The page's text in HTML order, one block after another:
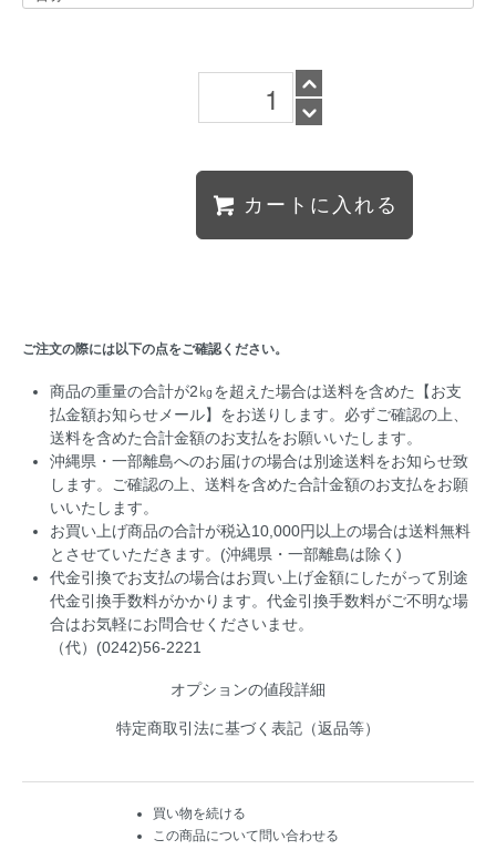
カートに入れる
ご注文の際には以下の点をご確認ください。
商品の重量の合計が2㎏を超えた場合は送料を含めた【お支
払金額お知らせメール】をお送りします。必ずご確認の上、
送料を含めた合計金額のお支払をお願いいたします。
沖縄県・一部離島へのお届けの場合は別途送料をお知らせ致
します。ご確認の上、送料を含めた合計金額のお支払をお願
いいたします。
お買い上げ商品の合計が税込10,000円以上の場合は送料無料
とさせていただきます。(沖縄県・一部離島は除く)
代金引換でお支払の場合はお買い上げ金額にしたがって別途
代金引換手数料がかかります。代金引換手数料がご不明な場
合はお気軽にお問合せくださいませ。
（代）(0242)56-2221
オプションの値段詳細
特定商取引法に基づく表記（返品等）
買い物を続ける
この商品について問い合わせる